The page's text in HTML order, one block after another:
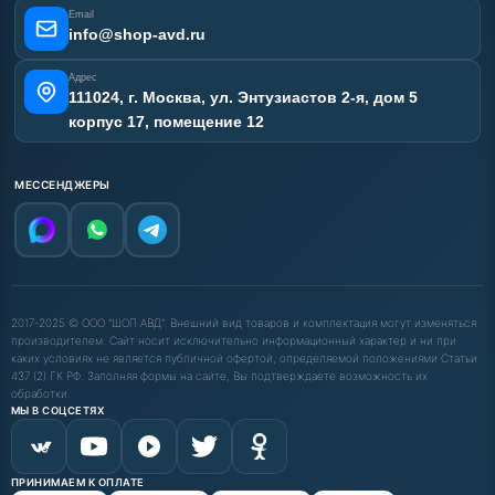
Карта сайта
Email
info@shop-avd.ru
Адрес
111024, г. Москва, ул. Энтузиастов 2-я, дом 5
корпус 17, помещение 12
МЕССЕНДЖЕРЫ
2017-2025 © ООО "ШОП АВД". Внешний вид товаров и комплектация могут изменяться
производителем. Сайт носит исключительно информационный характер и ни при
каких условиях не является публичной офертой, определяемой положениями Статьи
437 (2) ГК РФ. Заполняя формы на сайте, Вы подтверждаете возможность их
обработки.
МЫ В СОЦСЕТЯХ
ПРИНИМАЕМ К ОПЛАТЕ